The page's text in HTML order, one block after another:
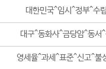
대한민국^임시^정부^수
대구^동화사^금당암^동서
영세율^과세^표준^신고^불